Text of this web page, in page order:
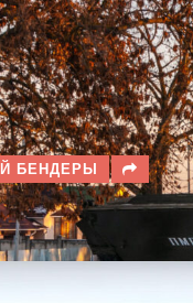
БЕНДЕРЫ
КАЧЕСТВА